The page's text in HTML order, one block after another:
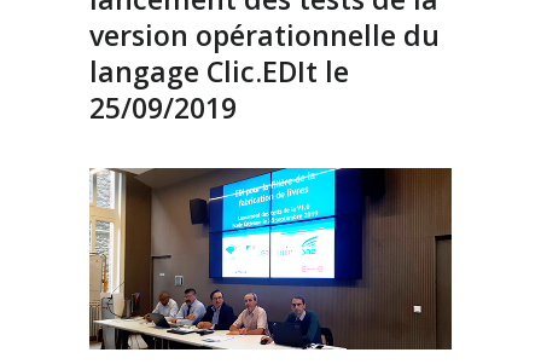
version opérationnelle du
langage Clic.EDIt le
25/09/2019